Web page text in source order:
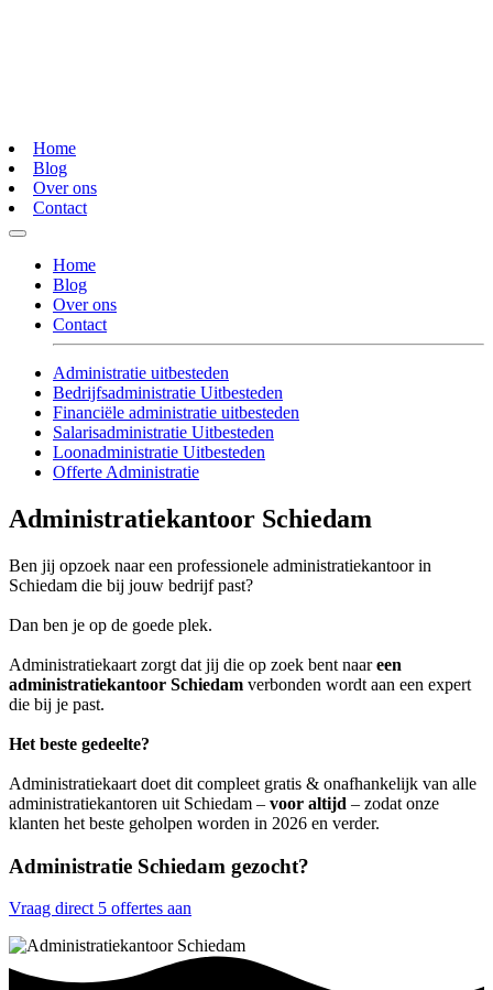
Home
Blog
Over ons
Contact
Home
Blog
Over ons
Contact
Administratie uitbesteden
Bedrijfsadministratie Uitbesteden
Financiële administratie uitbesteden
Salarisadministratie Uitbesteden
Loonadministratie Uitbesteden
Offerte Administratie
Administratiekantoor Schiedam
Ben jij opzoek naar een professionele administratiekantoor in
Schiedam die bij jouw bedrijf past?
Dan ben je op de goede plek.
Administratiekaart zorgt dat jij die op zoek bent naareen
administratiekantoor Schiedam verbonden wordt aan een expert
die bij je past.
Het beste gedeelte?
Administratiekaart doet dit compleet gratis & onafhankelijk van alle
administratiekantoren uit Schiedam – voor altijd – zodat onze
klanten het beste geholpen worden in 2026 en verder.
Administratie Schiedam gezocht?
Vraag direct 5 offertes aan